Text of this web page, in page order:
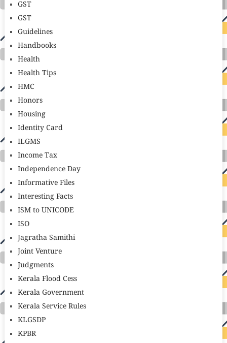
GST
GST
Guidelines
Handbooks
Health
Health Tips
HMC
Honors
Housing
Identity Card
ILGMS
Income Tax
Independence Day
Informative Files
Interesting Facts
ISM to UNICODE
ISO
Jagratha Samithi
Joint Venture
Judgments
Kerala Flood Cess
Kerala Government
Kerala Service Rules
KLGSDP
KPBR